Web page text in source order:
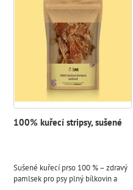
100% kuřecí stripsy, sušené
Sušené kuřecí prso 100 % – zdravý
pamlsek pro psy plný bílkovin a